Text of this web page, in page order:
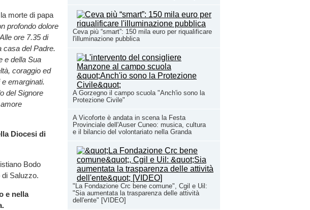
Ceva più “smart”: 150 mila euro per riqualificare
l'illuminazione pubblica
A Gorzegno il campo scuola "Anch'io sono la
Protezione Civile"
A Vicoforte è andata in scena la Festa
Provinciale dell'Auser Cuneo: musica, cultura
e il bilancio del volontariato nella Granda
"La Fondazione Crc bene comune", Cgil e Uil:
"Sia aumentata la trasparenza delle attività
dell'ente" [VIDEO]
morte di papa
profondo dolore
ore 7.35 di
casa del Padre.
e della Sua
coraggio ed
emarginati.
del Signore
Diocesi di
Bodo
Saluzzo.
e nella